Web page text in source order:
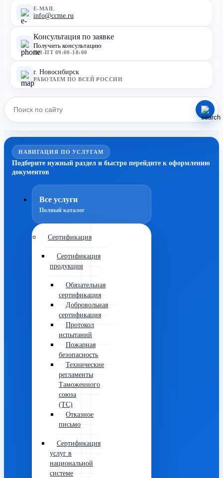
E-MAIL
info@ccme.ru
Консультация по заявке
Получить консультацию
ПН-ПТ 09:00-18:00
г. Новосибирск
РАБОТАЕМ ПО ВСЕЙ РОССИИ
НАВИГАЦИЯ ПО УСЛУГАМ
Подберите нужный раздел и быстро перейдите к оформлению
документов
Все услуги
Полный каталог
Сертификация
Сертификация
продукции
Обязательная
сертификация
Добровольная
сертификация
Протокол
испытаний
Пожарная
безопасность
Технические
регламенты
Таможенного
союза
(ТС)
Отказное
письмо
Сертификация
услуг в
национальной
системе